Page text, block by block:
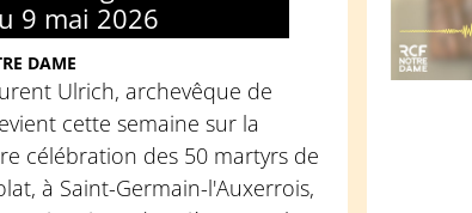
9 mai 2026
DAME
Ulrich, archevêque de
cette semaine sur la
célébration des 50 martyrs de
à Saint-Germain-l'Auxerrois,